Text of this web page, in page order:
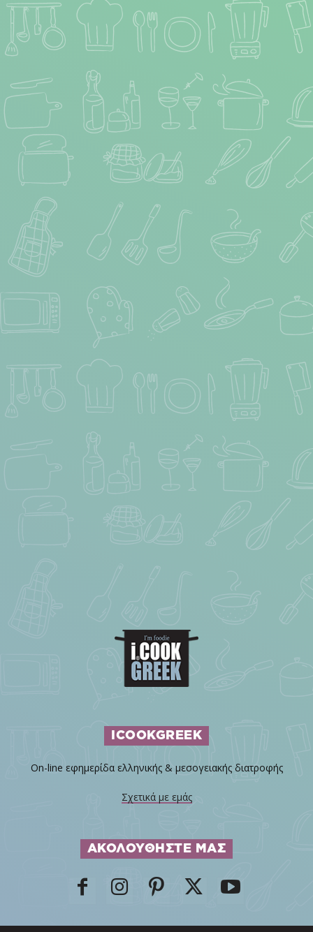
ICOOKGREEK
On-line εφημερίδα ελληνικής & μεσογειακής διατροφής
Σχετικά με εμάς
ΑΚΟΛΟΥΘΗΣΤΕ ΜΑΣ